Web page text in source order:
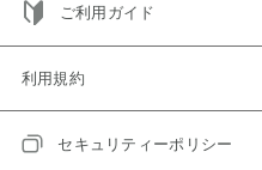
ご利用ガイド
利用規約
セキュリティーポリシー